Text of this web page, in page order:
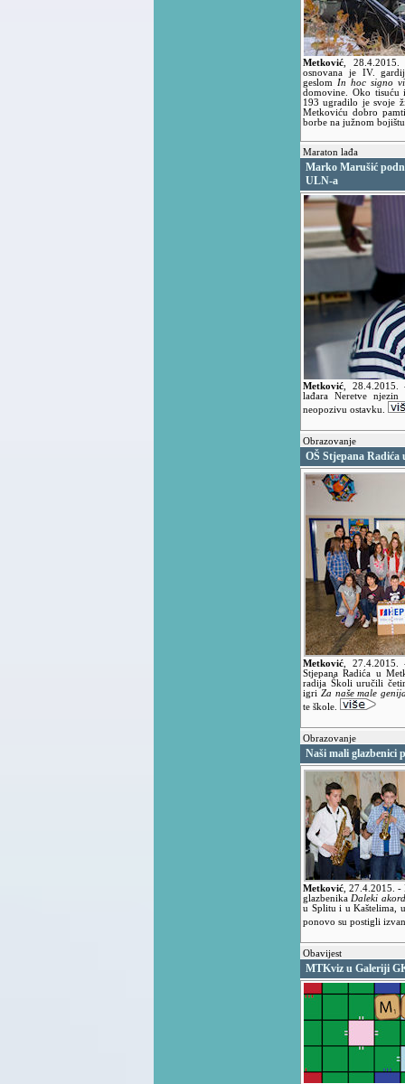
Metković ,
osnovana je IV.
geslom In hoc signo
domovine. Oko
193 ugradilo je svoje
Metkoviću dobro
borbe na južnom
Maraton lađa
Marko Marušić
ULN-a
Metković 28.4.2015.
lađara Neretve
neopozivu ostavku.
Obrazovanje
OŠ Stjepana Radića
Metković 27.4.2015.
Stjepana Radića u
radija Školi uručili
igri Za naše male
te škole.
Obrazovanje
Naši mali glazbenici
Metković 27.4.2015. -
glazbenika Daleki
u Splitu i u Kaštelima,
ponovo su postigli
Obavijest
MTKviz u Galeriji